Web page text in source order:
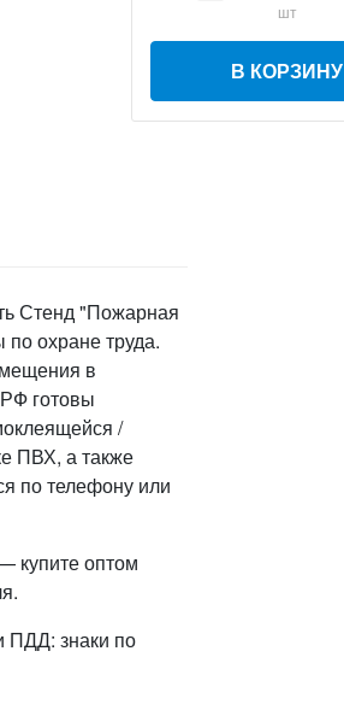
шт
В КОРЗИНУ
Стенд "Пожарная
охране труда.
в
готовы
/
ПВХ, а также
по телефону или
купите оптом
ПДД: знаки по